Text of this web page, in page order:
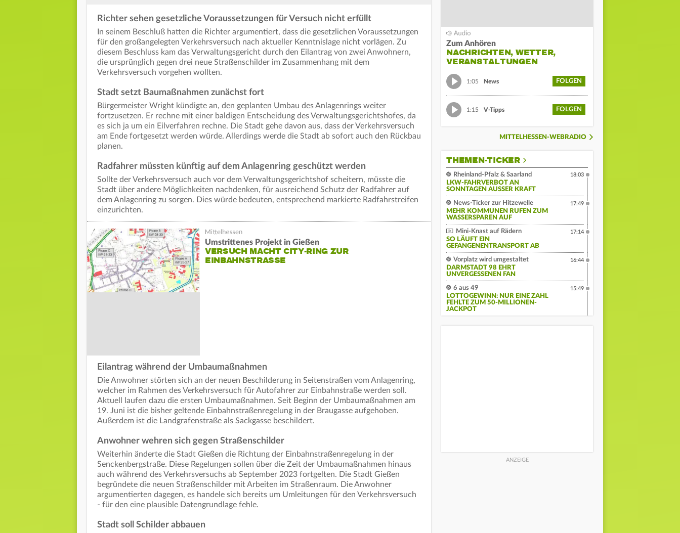
Richter sehen gesetzliche Voraussetzungen für Versuch nicht erfüllt
In seinem Beschluß hatten die Richter argumentiert, dass die gesetzlichen Voraussetzungen
für den großangelegten Verkehrsversuch nach aktueller Kenntnislage nicht vorlägen. Zu
diesem Beschluss kam das Verwaltungsgericht durch den Eilantrag von zwei Anwohnern,
die ursprünglich gegen drei neue Straßenschilder im Zusammenhang mit dem
Verkehrsversuch vorgehen wollten.
Stadt setzt Baumaßnahmen zunächst fort
Bürgermeister Wright kündigte an, den geplanten Umbau des Anlagenrings weiter
fortzusetzen. Er rechne mit einer baldigen Entscheidung des Verwaltungsgerichtshofes, da
es sich ja um ein Eilverfahren rechne. Die Stadt gehe davon aus, dass der Verkehrsversuch
am Ende fortgesetzt werden würde. Allerdings werde die Stadt ab sofort auch den Rückbau
planen.
Radfahrer müssten künftig auf dem Anlagenring geschützt werden
Sollte der Verkehrsversuch auch vor dem Verwaltungsgerichtshof scheitern, müsste die
Stadt über andere Möglichkeiten nachdenken, für ausreichend Schutz der Radfahrer auf
dem Anlagenring zu sorgen. Dies würde bedeuten, entsprechend markierte Radfahrstreifen
einzurichten.
Umstrittenes Projekt in Gießen
VERSUCH MACHT CITY-RING ZUR
EINBAHNSTRASSE
Eilantrag während der Umbaumaßnahmen
Die Anwohner störten sich an der neuen Beschilderung in Seitenstraßen vom Anlagenring,
welcher im Rahmen des Verkehrsversuch für Autofahrer zur Einbahnstraße werden soll.
Aktuell laufen dazu die ersten Umbaumaßnahmen. Seit Beginn der Umbaumaßnahmen am
19. Juni ist die bisher geltende Einbahnstraßenregelung in der Braugasse aufgehoben.
Außerdem ist die Landgrafenstraße als Sackgasse beschildert.
Anwohner wehren sich gegen Straßenschilder
Weiterhin änderte die Stadt Gießen die Richtung der Einbahnstraßenregelung in der
Senckenbergstraße. Diese Regelungen sollen über die Zeit der Umbaumaßnahmen hinaus
auch während des Verkehrsversuchs ab September 2023 fortgelten. Die Stadt Gießen
begründete die neuen Straßenschilder mit Arbeiten im Straßenraum. Die Anwohner
argumentierten dagegen, es handele sich bereits um Umleitungen für den Verkehrsversuch
- für den eine plausible Datengrundlage fehle.
Stadt soll Schilder abbauen
Zum Anhören
NACHRICHTEN, WETTER,
VERANSTALTUNGEN
1:05 News FOLGEN
1:15 V-Tipps FOLGEN
MITTELHESSEN-WEBRADIO
THEMEN-TICKER
Rheinland-Pfalz & Saarland
LKW-FAHRVERBOT AN
SONNTAGEN AUSSER KRAFT
18:03
News-Ticker zur Hitzewelle
MEHR KOMMUNEN RUFEN ZUM
WASSERSPAREN AUF
17:49
Mini-Knast auf Rädern
SO LÄUFT EIN
GEFANGENENTRANSPORT AB
17:14
Vorplatz wird umgestaltet
DARMSTADT 98 EHRT
UNVERGESSENEN FAN
16:44
6 aus 49
LOTTOGEWINN: NUR EINE ZAHL
FEHLTE ZUM 50-MILLIONEN-
JACKPOT
15:49